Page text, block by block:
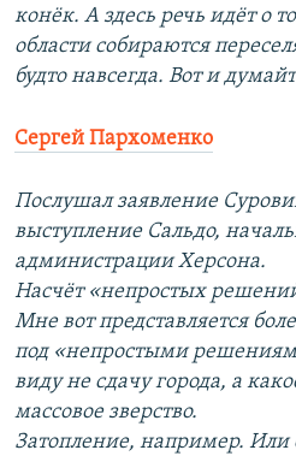
конёк. А здесь речь идёт о
области собираются
будто навсегда. Вот и
Сергей Пархоменко
Послушал заявление
выступление Сальдо,
администрации Херсона.
Насчёт «непростых
Мне вот представляется
под «непростыми
виду не сдачу города, а
массовое зверство.
Затопление, например.